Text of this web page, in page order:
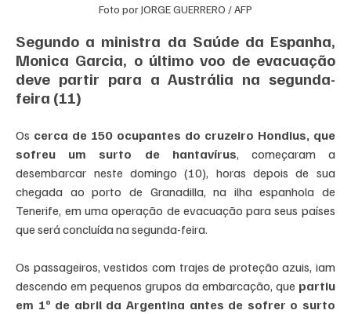
Foto por JORGE GUERRERO / AFP
Segundo a ministra da Saúde da Espanha,
Monica Garcia, o último voo de evacuação
deve partir para a Austrália na segunda-
feira (11)
Os cerca de 150 ocupantes do cruzeiro Hondius, que
sofreu um surto de hantavírus, começaram a
desembarcar neste domingo (10), horas depois de sua
chegada ao porto de Granadilla, na ilha espanhola de
Tenerife, em uma operação de evacuação para seus países
que será concluída na segunda-feira.
Os passageiros, vestidos com trajes de proteção azuis, iam
descendo em pequenos grupos da embarcação, que partiu
em 1º de abril da Argentina antes de sofrer o surto